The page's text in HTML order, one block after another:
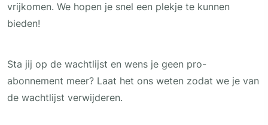
vrijkomen. We hopen je snel een plekje te kunnen
bieden!
Sta jij op de wachtlijst en wens je geen pro-
abonnement meer? Laat het ons weten zodat we je van
de wachtlijst verwijderen.